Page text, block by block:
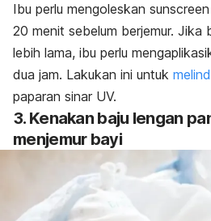
Ibu perlu mengoleskan
20 menit sebelum berjemur. Jika
lebih lama, ibu perlu
dua jam. Lakukan ini untuk
paparan sinar UV.
3. Kenakan baju lengan
menjemur bayi